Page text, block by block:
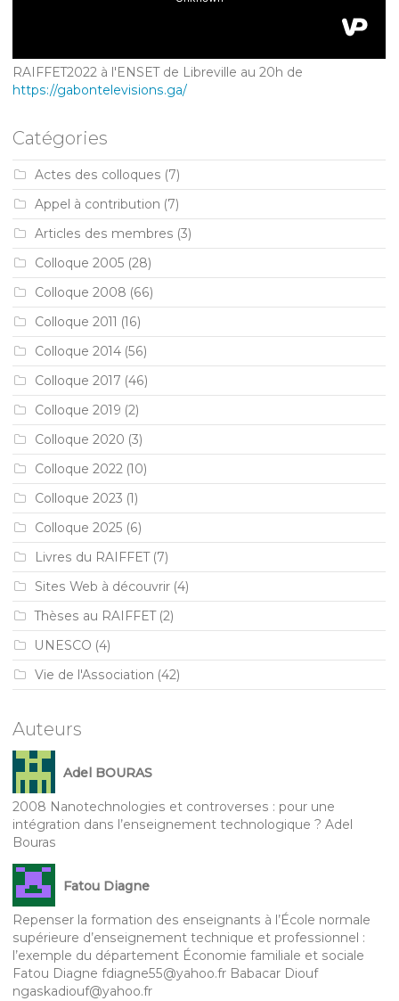
RAIFFET2022 à l'ENSET de Libreville au 20h de
https://gabontelevisions.ga/
Catégories
Actes des colloques (7)
Appel à contribution (7)
Articles des membres (3)
Colloque 2005 (28)
Colloque 2008 (66)
Colloque 2011 (16)
Colloque 2014 (56)
Colloque 2017 (46)
Colloque 2019 (2)
Colloque 2020 (3)
Colloque 2022 (10)
Colloque 2023 (1)
Colloque 2025 (6)
Livres du RAIFFET(7)
Sites Web à découvrir (4)
Thèses au RAIFFET(2)
UNESCO (4)
Vie de l'Association (42)
Auteurs
Adel BOURAS
2008 Nanotechnologies et controverses : pour une
intégration dans l’enseignement technologique ? Adel
Bouras
Fatou Diagne
Repenser la formation des enseignants à l’École normale
supérieure d’enseignement technique et professionnel :
l’exemple du département Économie familiale et sociale
Fatou Diagne fdiagne55@yahoo.fr Babacar Diouf
ngaskadiouf@yahoo.fr